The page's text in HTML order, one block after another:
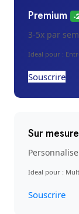
Premium
-
3-5x par
Ideal pour :
Souscrire
Sur mesure
Ideal pour :
Souscrire